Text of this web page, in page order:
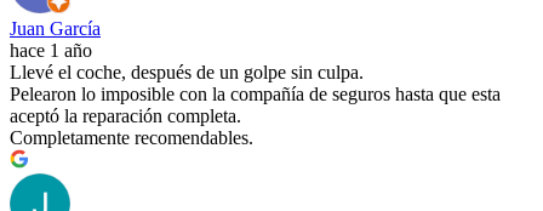
Juan García
hace 1 año
Llevé el coche, después de un golpe sin culpa.
Pelearon lo imposible con la compañía de seguros hasta que esta
aceptó la reparación completa.
Completamente recomendables.